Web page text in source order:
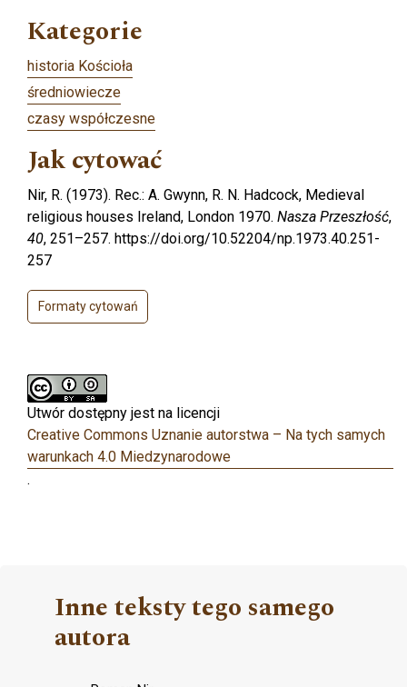
Kategorie
historia Kościoła
średniowiecze
czasy współczesne
Jak cytować
Nir, R. (1973). Rec.: A. Gwynn, R. N. Hadcock, Medieval
religious houses Ireland, London 1970. Nasza Przeszłość,
40, 251–257. https://doi.org/10.52204/np.1973.40.251-
257
Formaty cytowań
Utwór dostępny jest na licencji
Creative Commons Uznanie autorstwa – Na tych samych
warunkach 4.0 Miedzynarodowe
.
Inne teksty tego samego
autora